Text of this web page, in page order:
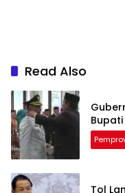
Read Also
Tol